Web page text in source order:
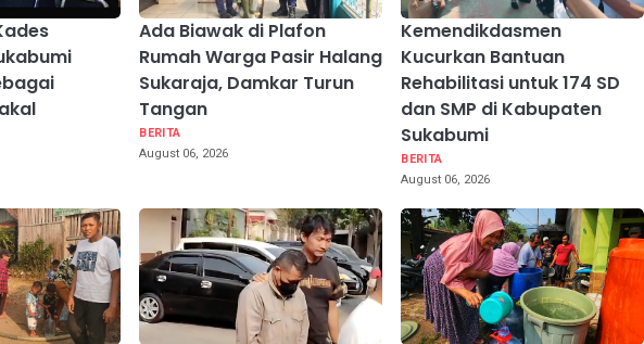
Ada Biawak di Plafon
Rumah Warga Pasir Halang
Sukaraja, Damkar Turun
Tangan
BERITA
August 06, 2026
Kemendikdasmen
Kucurkan Bantuan
Rehabilitasi untuk 174 SD
dan SMP di Kabupaten
Sukabumi
BERITA
August 06, 2026